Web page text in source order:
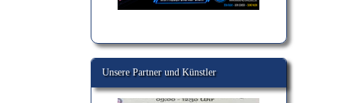
Unsere Partner und Künstler